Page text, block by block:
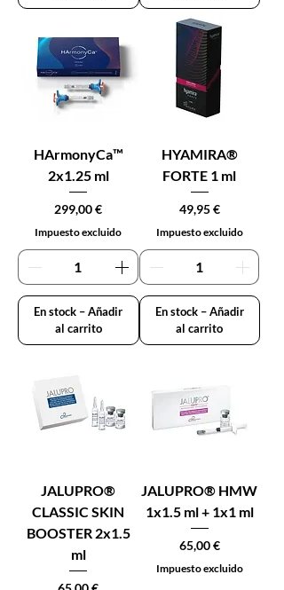
HArmonyCa™
2x1.25 ml
Precio
299,00 €
Impuesto excluido
En stock – Añadir
al carrito
HYAMIRA®
FORTE 1 ml
Precio
49,95 €
Impuesto excluido
En stock – Añadir
al carrito
JALUPRO®
CLASSIC SKIN
BOOSTER 2x1.5
ml
JALUPRO® HMW
1x1.5 ml + 1x1 ml
Precio
65,00 €
Impuesto excluido